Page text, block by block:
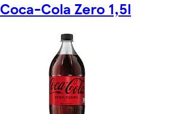
Coca-Cola Zero 1,5l